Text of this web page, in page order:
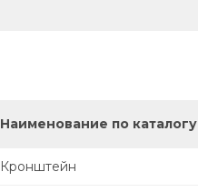
Наименование по каталогу
Кронштейн